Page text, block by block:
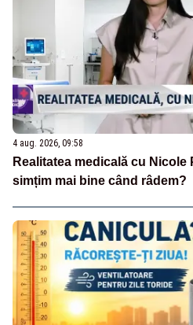
4 aug. 2026, 09:58
Realitatea medicală cu Nicole
simțim mai bine când râdem?